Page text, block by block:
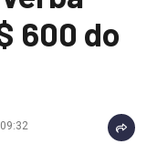
600 do
09:32